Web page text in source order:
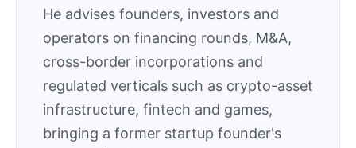
He advises founders, investors and
operators on financing rounds, M&A,
cross-border incorporations and
regulated verticals such as crypto-asset
infrastructure, fintech and games,
bringing a former startup founder's